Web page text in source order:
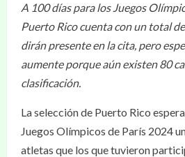
A 100 días para los Juegos
Puerto Rico cuenta con un total
dirán presente en la cita, pero
aumente porque aún existen 80
clasificación.
La selección de Puerto Rico
Juegos Olímpicos de París 2024
atletas que los que tuvieron